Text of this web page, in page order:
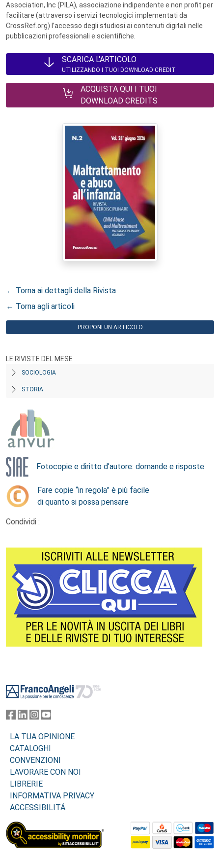
Association, Inc (PILA), associazione indipendente e non profit per
facilitare (attraverso i servizi tecnologici implementati da
CrossRef.org) l’accesso degli studiosi ai contenuti digitali nelle
pubblicazioni professionali e scientifiche.
SCARICA L'ARTICOLO
UTILIZZANDO I TUOI DOWNLOAD CREDIT
ACQUISTA QUI I TUOI
DOWNLOAD CREDITS
← Torna ai dettagli della Rivista
← Torna agli articoli
PROPONI UN ARTICOLO
LE RIVISTE DEL MESE
SOCIOLOGIA
STORIA
Fotocopie e diritto d’autore: domande e risposte
Fare copie “in regola” è più facile
di quanto si possa pensare
Condividi :
LA TUA OPINIONE
CATALOGHI
CONVENZIONI
LAVORARE CON NOI
LIBRERIE
INFORMATIVA PRIVACY
ACCESSIBILITÁ